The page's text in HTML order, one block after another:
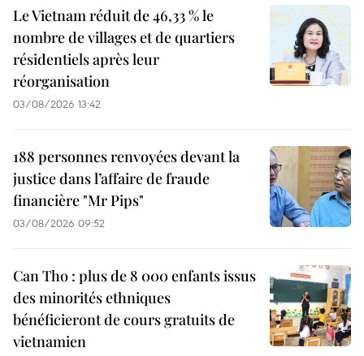
Le Vietnam réduit de 46,33 % le
nombre de villages et de quartiers
résidentiels après leur
réorganisation
03/08/2026 13:42
188 personnes renvoyées devant la
justice dans l’affaire de fraude
financière "Mr Pips"
03/08/2026 09:52
Can Tho : plus de 8 000 enfants issus
des minorités ethniques
bénéficieront de cours gratuits de
vietnamien